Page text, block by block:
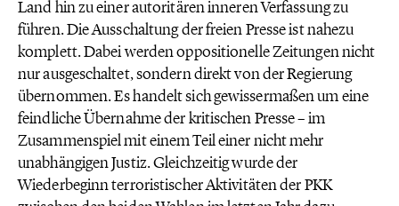
Land hin zu einer autoritären inneren Verfassung zu
führen. Die Ausschaltung der freien Presse ist nahezu
komplett. Dabei werden oppositionelle Zeitungen nicht
nur ausgeschaltet, sondern direkt von der Regierung
übernommen. Es handelt sich gewissermaßen um eine
feindliche Übernahme der kritischen Presse – im
Zusammenspiel mit einem Teil einer nicht mehr
unabhängigen Justiz. Gleichzeitig wurde der
Wiederbeginn terroristischer Aktivitäten der PKK